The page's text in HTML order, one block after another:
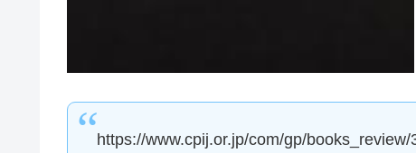
https://www.cpij.or.jp/com/gp/books_review/